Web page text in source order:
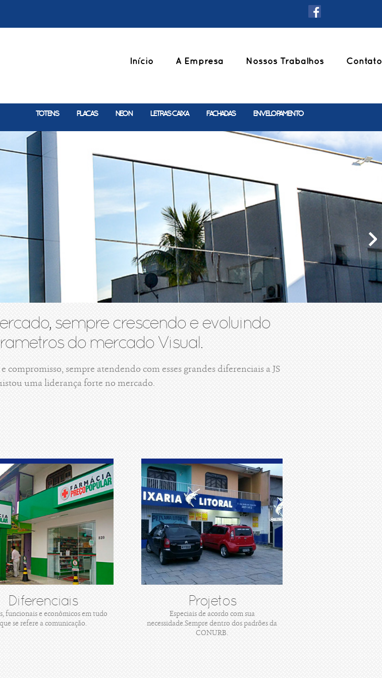
Início A Empresa Nossos Trabalhos Contato
ENVELOPAMENTO
FACHADAS
LETRAS CAIXA
NEON
PLACAS
TOTENS
sempre crescendo e evoluindo
do mercado Visual.
compromisso, sempre atendendo com esses grandes diferenciais a JS
uma liderança forte no mercado.
Diferenciais
funcionais e econômicos em tudo
que se refere a comunicação.
Projetos
Especiais de acordo com sua
necessidade.Sempre dentro dos padrões da
CONURB.